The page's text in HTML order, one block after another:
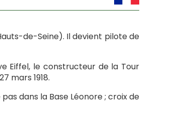
de-Seine). Il devient pilote de
Eiffel, le constructeur de la Tour
mars 1918.
dans la Base Léonore ; croix de